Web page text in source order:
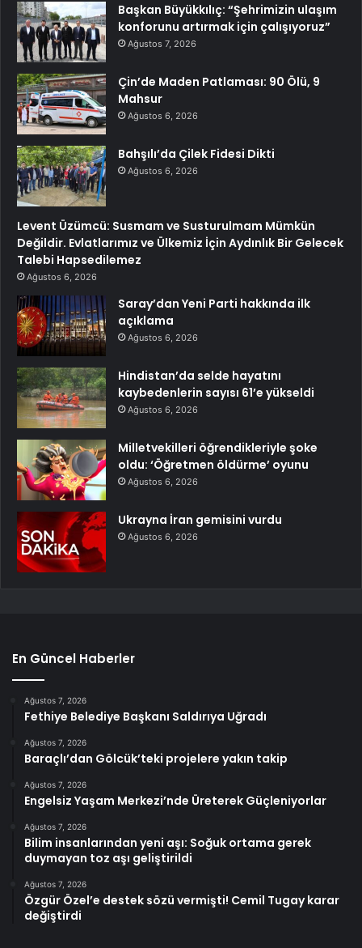
Başkan Büyükkılıç: “Şehrimizin ulaşım
konforunu artırmak için çalışıyoruz”
Ağustos 7, 2026
Çin’de Maden Patlaması: 90 Ölü, 9
Mahsur
Ağustos 6, 2026
Bahşılı’da Çilek Fidesi Dikti
Ağustos 6, 2026
Levent Üzümcü: Susmam ve Susturulmam Mümkün
Değildir. Evlatlarımız ve Ülkemiz İçin Aydınlık Bir Gelecek
Talebi Hapsedilemez
Ağustos 6, 2026
Saray’dan Yeni Parti hakkında ilk
açıklama
Ağustos 6, 2026
Hindistan’da selde hayatını
kaybedenlerin sayısı 61’e yükseldi
Ağustos 6, 2026
Milletvekilleri öğrendikleriyle şoke
oldu: ‘Öğretmen öldürme’ oyunu
Ağustos 6, 2026
Ukrayna İran gemisini vurdu
Ağustos 6, 2026
En Güncel Haberler
Ağustos 7, 2026
Fethiye Belediye Başkanı Saldırıya Uğradı
Ağustos 7, 2026
Baraçlı’dan Gölcük’teki projelere yakın takip
Ağustos 7, 2026
Engelsiz Yaşam Merkezi’nde Üreterek Güçleniyorlar
Ağustos 7, 2026
Bilim insanlarından yeni aşı: Soğuk ortama gerek
duymayan toz aşı geliştirildi
Ağustos 7, 2026
Özgür Özel’e destek sözü vermişti! Cemil Tugay karar
değiştirdi